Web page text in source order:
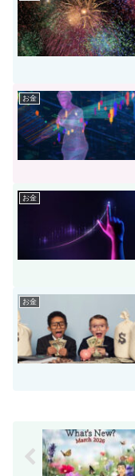
お金
お金
お金